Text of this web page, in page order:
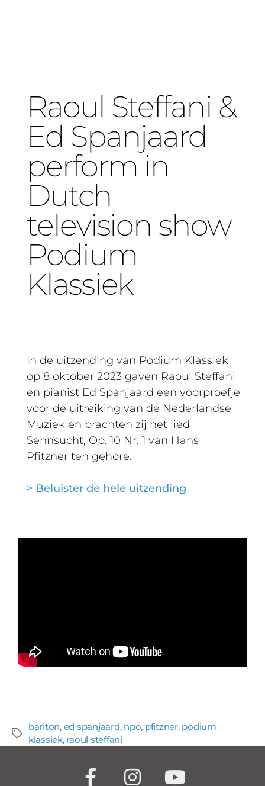
Raoul Steffani &
Ed Spanjaard
perform in
Dutch
television show
Podium
Klassiek
In de uitzending van Podium Klassiek
op 8 oktober 2023 gaven Raoul Steffani
en pianist Ed Spanjaard een voorproefje
voor de uitreiking van de Nederlandse
Muziek en brachten zij het lied
Sehnsucht, Op. 10 Nr. 1 van Hans
Pfitzner ten gehore.
> Beluister de hele uitzending
bariton, ed spanjaard, npo, pfitzner, podium
klassiek, raoul steffani